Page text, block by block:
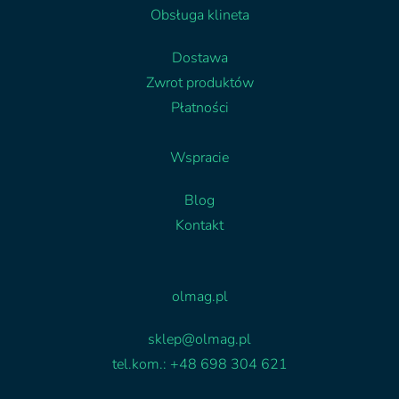
Obsługa klineta
Dostawa
Zwrot produktów
Płatności
Wspracie
Blog
Kontakt
olmag.pl
sklep@olmag.pl
tel.kom.: +48 698 304 621